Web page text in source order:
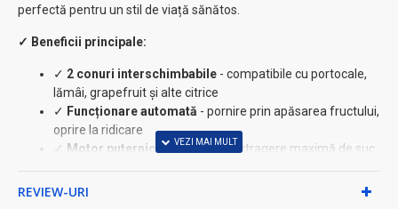
perfectă pentru un stil de viață sănătos.
✓ Beneficii principale:
✓ 2 conuri interschimbabile - compatibile cu portocale,
lămâi, grapefruit și alte citrice
✓ Funcționare automată - pornire prin apăsarea fructului,
oprire la ridicare
✓ Motor puternic și silențios- extragere maximă de suc
✓ Sistem anti-picurare
REVIEW-URI